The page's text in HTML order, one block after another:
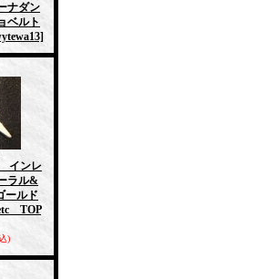
ナダン
ベルト
インレ
ラル&
ールド
TOP
)